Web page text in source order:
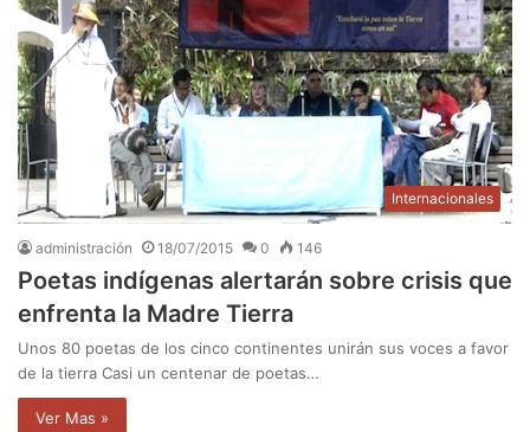
Internacionales
administración 18/07/2015 0 146
Poetas indígenas alertarán sobre crisis que
enfrenta la Madre Tierra
Unos 80 poetas de los cinco continentes unirán sus voces a favor
de la tierra Casi un centenar de poetas…
Ver Mas »